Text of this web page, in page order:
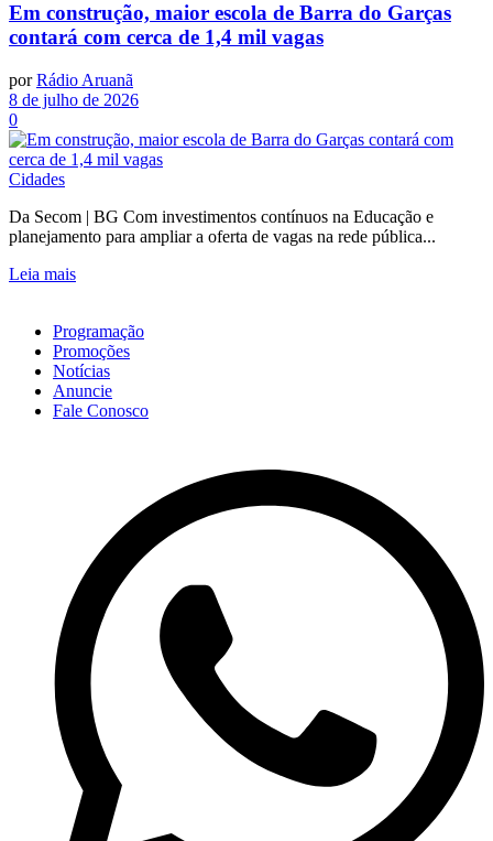
Em construção, maior escola de Barra do Garças
contará com cerca de 1,4 mil vagas
por Rádio Aruanã
8 de julho de 2026
0
Cidades
Da Secom | BG Com investimentos contínuos na Educação e
planejamento para ampliar a oferta de vagas na rede pública...
Leia mais
Programação
Promoções
Notícias
Anuncie
Fale Conosco